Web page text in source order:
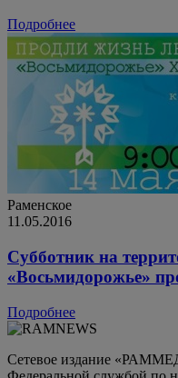
Подробнее
Раменское
11.05.2016
Субботник на
«Восьмидорожье»
Подробнее
Сетевое издание